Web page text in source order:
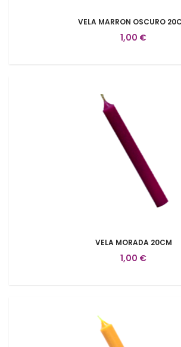
VELA MARRON OSCURO
1,00 €
VELA MORADA 20CM
1,00 €